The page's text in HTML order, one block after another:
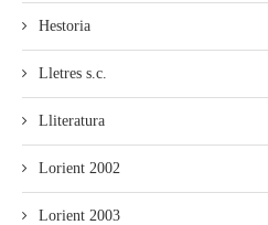
Hestoria
Lletres s.c.
Lliteratura
Lorient 2002
Lorient 2003